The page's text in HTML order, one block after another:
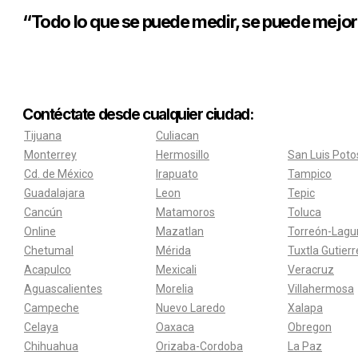
“Todo lo que se puede medir, se puede
Contéctate desde cualquier ciudad:
Tijuana
Monterrey
Cd. de México
Guadalajara
Cancún
Online
Chetumal
Acapulco
Aguascalientes
Campeche
Celaya
Chihuahua
Culiacan
Hermosillo
Irapuato
Leon
Matamoros
Mazatlan
Mérida
Mexicali
Morelia
Nuevo Laredo
Oaxaca
Orizaba-Cordoba
San Luis
Tampico
Tepic
Toluca
Torreón-
Tuxtla
Veracruz
Villahermosa
Xalapa
Obregon
La Paz